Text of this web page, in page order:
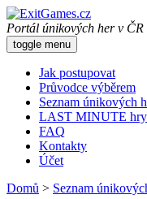
Portál únikových her v ČR
toggle menu
Jak postupovat
Průvodce výběrem
Seznam únikových
LAST MINUTE hry
FAQ
Kontakty
Účet
Domů > Seznam